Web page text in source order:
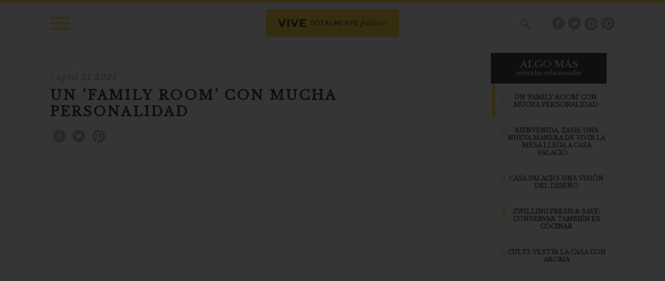
UN ‘FAMILY ROOM’ CON MUCHA
PERSONALIDAD
ALGO MÁS
articulos relacionados
1.
UN ‘FAMILY ROOM’ CON
MUCHA PERSONALIDAD
2.
BIENVENIDA, ZASH: UNA
NUEVA MANERA DE VIVIR LA
MESA LLEGA A CASA
PALACIO.
3. CASA PALACIO: UNA VISIÓN
DEL DISEÑO
4.
ZWILLING FRESH & SAVE:
CONSERVAR TAMBIÉN ES
COCINAR
5.CULTI: VESTIR LA CASA CON
AROMA